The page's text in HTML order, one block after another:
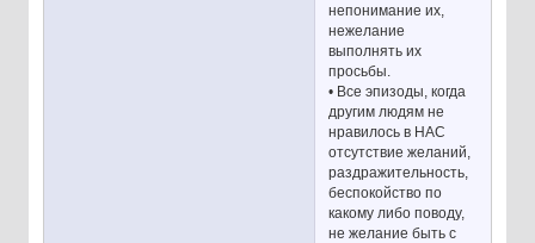
непонимание их,
нежелание
выполнять их
просьбы.
• Все эпизоды, когда
другим людям не
нравилось в НАС
отсутствие желаний,
раздражительность,
беспокойство по
какому либо поводу,
не желание быть с